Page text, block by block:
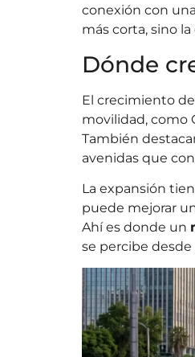
conexión con
más corta, sino
Dónde
El crecimiento
movilidad, como
También
avenidas que
La expansión
puede mejorar
Ahí es donde un
se percibe